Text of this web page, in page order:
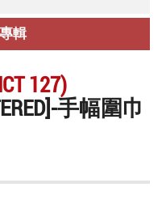
輯
127)
手幅圍巾